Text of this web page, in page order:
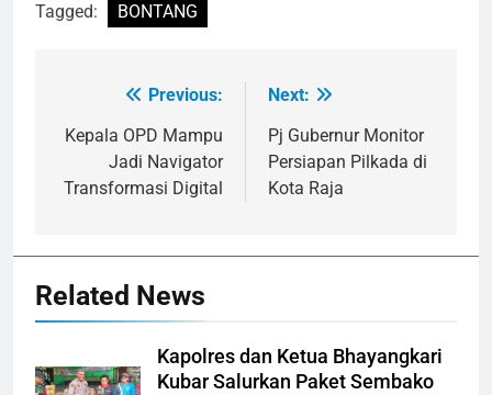
Tagged: BONTANG
Navigasi
pos
Previous:
Kepala OPD Mampu
Jadi Navigator
Transformasi Digital
Next:
Pj Gubernur Monitor
Persiapan Pilkada di
Kota Raja
Related News
Kapolres dan Ketua Bhayangkari
Kubar Salurkan Paket Sembako